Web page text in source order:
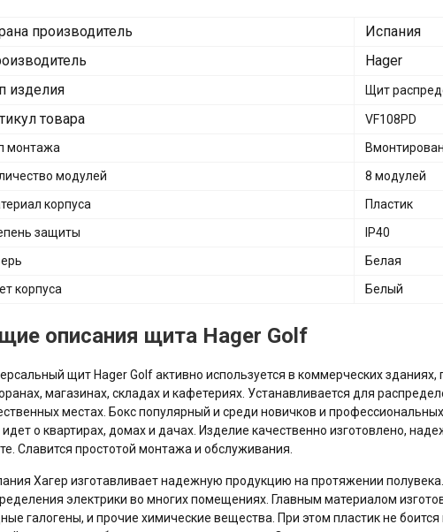
производитель
Испания
Hager
изделия
Щит
товара
VF108PD
монтажа
модулей
8 модулей
корпуса
Пластик
защиты
ІР40
Белая
корпуса
Белый
описания щита Hager Golf
щит Hager Golf активно используется в коммерческих
магазинах, складах и кафетериях. Устанавливается для
местах. Бокс популярный и среди новичков и
о квартирах, домах и дачах. Изделие качественно изготовлено,
Славится простотой монтажа и обслуживания.
Хагер изготавливает надежную продукцию на протяжении
электрики во многих помещениях. Главным материалом
галогены, и прочие химические вещества. При этом пластик не